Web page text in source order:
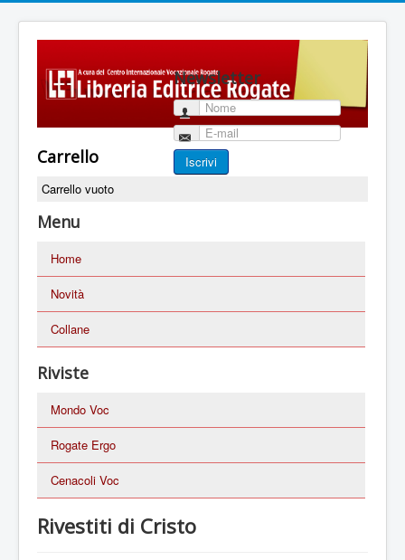
Newsletter
Nome
E-mail
Iscrivi
Carrello
Carrello vuoto
Menu
Home
Novità
Collane
Riviste
Mondo Voc
Rogate Ergo
Cenacoli Voc
Rivestiti di Cristo